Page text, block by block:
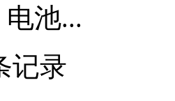
电池...
记录